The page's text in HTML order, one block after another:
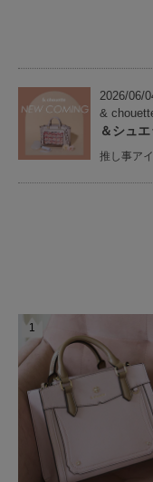
2026/06/
&
＆シュ
推し事ア
1